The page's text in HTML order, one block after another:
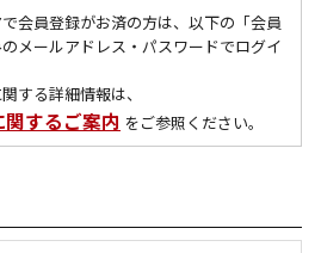
会員登録がお済の方は、以下の「会員
メールアドレス・パスワードでログイ
する詳細情報は、
するご案内 をご参照ください。